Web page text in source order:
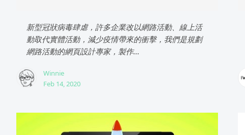
新型冠狀病毒肆虐，許多企業改以網路活動、線上活
動取代實體活動，減少疫情帶來的衝擊，我們是規劃
網路活動的網頁設計專家，製作...
Winnie
Feb 14, 2020